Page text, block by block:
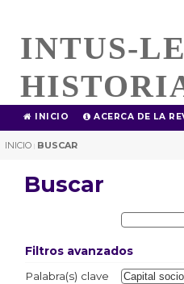
INTUS-
INICIO ACERCA DE LA
INICIO | BUSCAR
Buscar
Filtros avanzados
Palabra(s) clave